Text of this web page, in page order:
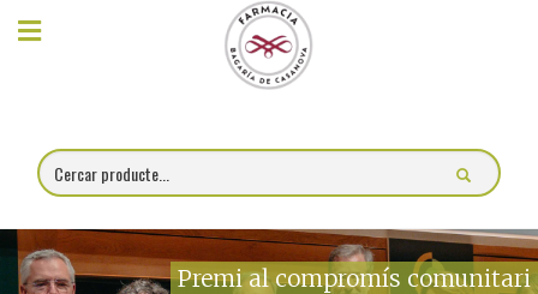
×
online
Farmàcia
Blog
Premi al compromís comunitari